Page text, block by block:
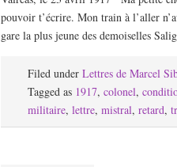
pouvoir t’écrire. Mon train à l’aller
gare la plus jeune des demoiselles
Filed under Lettres de Marcel
Tagged as 1917, colonel,
militaire, lettre, mistral, retard,